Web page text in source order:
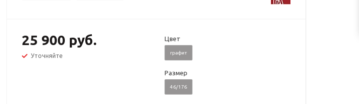
25 900 руб.
Уточняйте
Цвет
графит
Размер
46/176